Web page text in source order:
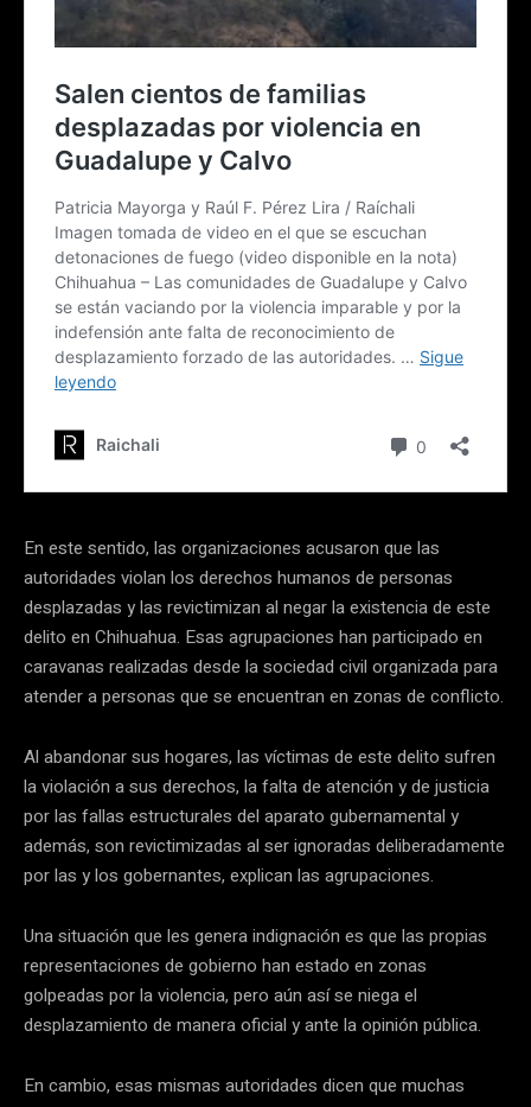
En este sentido, las organizaciones acusaron que las
autoridades violan los derechos humanos de personas
desplazadas y las revictimizan al negar la existencia de este
delito en Chihuahua. Esas agrupaciones han participado en
caravanas realizadas desde la sociedad civil organizada para
atender a personas que se encuentran en zonas de conflicto.
Al abandonar sus hogares, las víctimas de este delito sufren
la violación a sus derechos, la falta de atención y de justicia
por las fallas estructurales del aparato gubernamental y
además, son revictimizadas al ser ignoradas deliberadamente
por las y los gobernantes, explican las agrupaciones.
Una situación que les genera indignación es que las propias
representaciones de gobierno han estado en zonas
golpeadas por la violencia, pero aún así se niega el
desplazamiento de manera oficial y ante la opinión pública.
En cambio, esas mismas autoridades dicen que muchas